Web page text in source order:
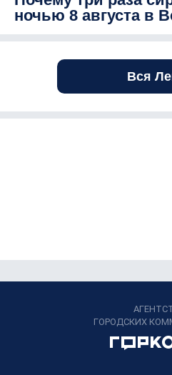
ночью 8 августа в
Вся
ГОРОДСКИХ